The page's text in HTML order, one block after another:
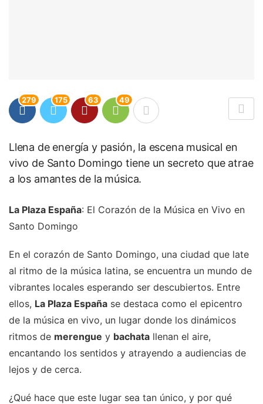
279 175 63 49
Llena de energía y pasión, la escena musical en
vivo de Santo Domingo tiene un secreto que atrae
a los amantes de la música.
La Plaza España: El Corazón de la Música en Vivo en
Santo Domingo
En el corazón de Santo Domingo, una ciudad que late
al ritmo de la música latina, se encuentra un mundo de
vibrantes locales esperando ser descubiertos. Entre
ellos, La Plaza España se destaca como el epicentro
de la música en vivo, un lugar donde los dinámicos
ritmos de merengue y bachata llenan el aire,
encantando los sentidos y atrayendo a audiencias de
lejos y de cerca.
¿Qué hace que este lugar sea tan único, y por qué